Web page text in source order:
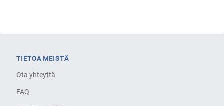
TIETOA MEISTÄ
Ota yhteyttä
FAQ